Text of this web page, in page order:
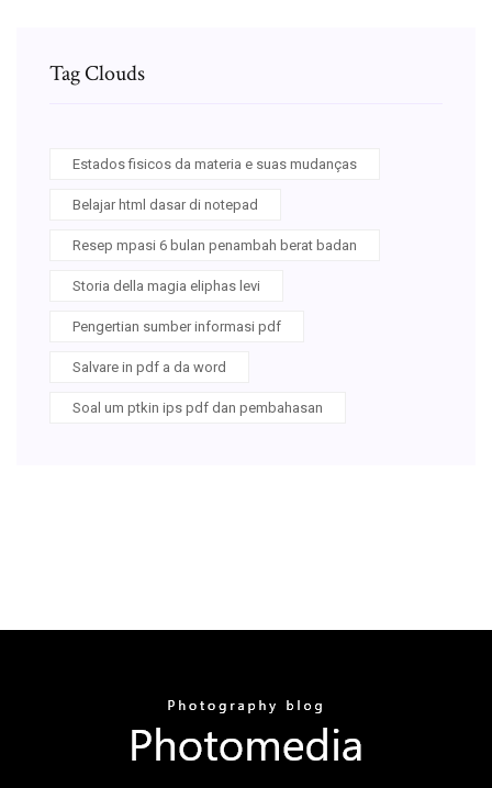
Tag Clouds
Estados fisicos da materia e suas mudanças
Belajar html dasar di notepad
Resep mpasi 6 bulan penambah berat badan
Storia della magia eliphas levi
Pengertian sumber informasi pdf
Salvare in pdf a da word
Soal um ptkin ips pdf dan pembahasan